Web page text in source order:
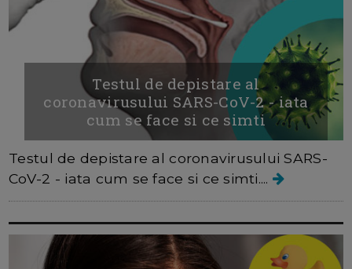
Testul de depistare al
coronavirusului SARS-CoV-2 - iata
cum se face si ce simti
Testul de depistare al coronavirusului SARS-
CoV-2 - iata cum se face si ce simti....